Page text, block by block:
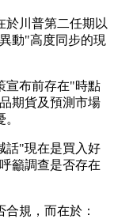
於川普第二任期以
動"高度同步的現
宣布前存在"時點
期貨及預測市場
話"現在是買入好
籲調查是否存在
規，而在於：